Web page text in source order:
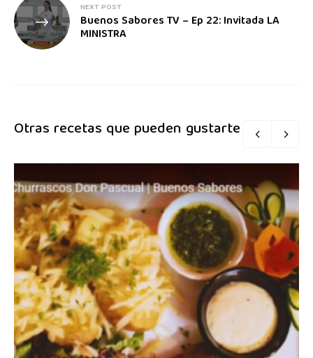
NEXT POST
Buenos Sabores TV – Ep 22: Invitada LA
MINISTRA
Otras recetas que pueden gustarte